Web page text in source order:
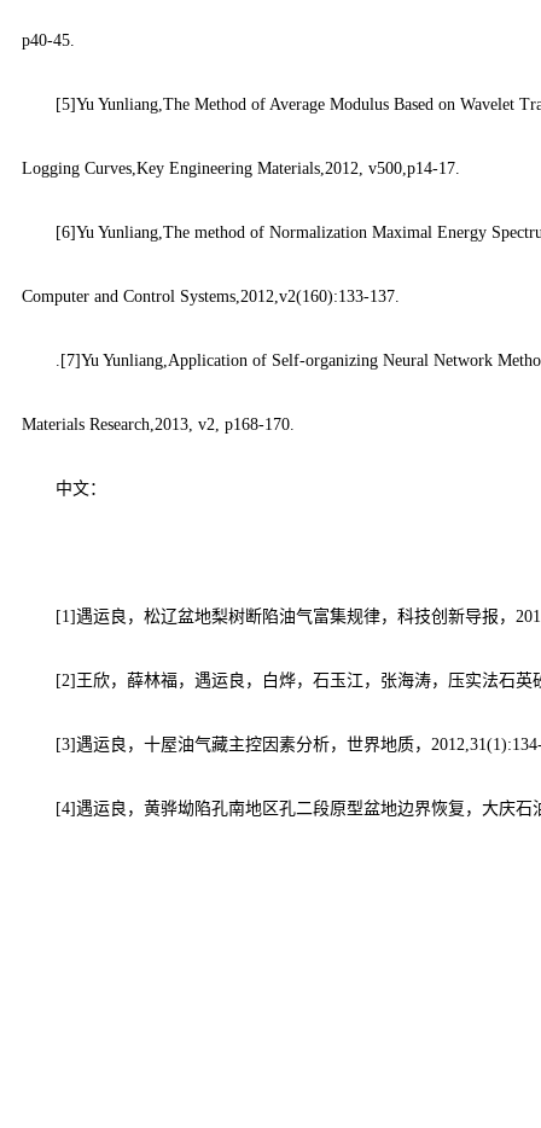
p40-45.
[5]Yu Yunliang,The Method of Average Modulus Based on Wavelet
Logging Curves,Key Engineering Materials,2012, v500,p14-17.
[6]Yu Yunliang,The method of Normalization Maximal Energy
Computer and Control Systems,2012,v2(160):133-137.
.[7]Yu Yunliang,Application of Self-organizing Neural Network
Materials Research,2013, v2, p168-170.
中文：
[1]遇运良，松辽盆地梨树断陷油气富集规律，科技创新导报，
[2]王欣，薛林福，遇运良，白烨，石玉江，张海涛，压实法石英
[3]遇运良，十屋油气藏主控因素分析，世界地质，
[4]遇运良，黄骅坳陷孔南地区孔二段原型盆地边界恢复，大庆石